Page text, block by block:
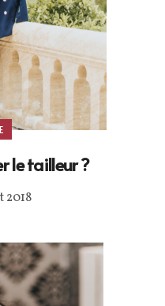
le tailleur ?
2018